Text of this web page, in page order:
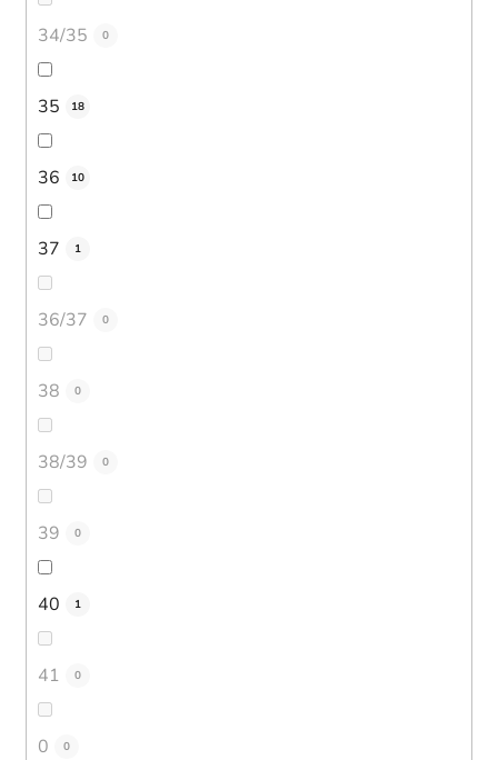
34/35 0
35 18
36 10
37 1
36/37 0
38 0
38/39 0
39 0
40 1
41 0
0 0